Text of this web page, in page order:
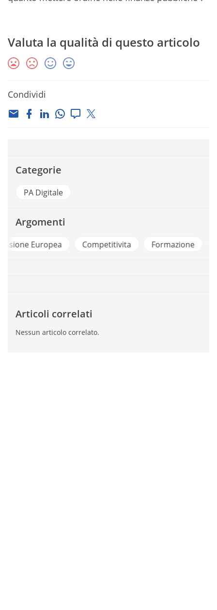
Valuta la qualità di questo articolo
Condividi
Categorie
PA Digitale
Argomenti
Competitivita Formazione Ricerca E
Articoli correlati
Nessun articolo correlato.